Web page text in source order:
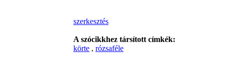
szerkesztés
A szócikkhez társított címkék:
körte , rózsaféle